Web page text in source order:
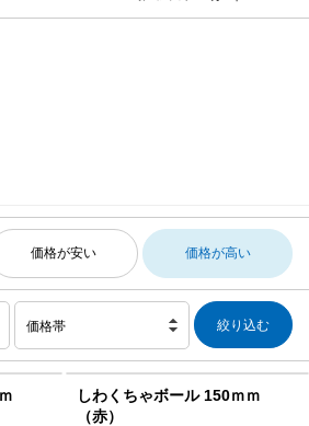
価格が安い 価格が高い
価格帯
しわくちゃボール 150ｍｍ
（赤）